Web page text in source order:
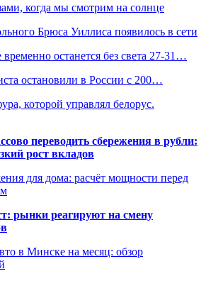
когда мы смотрим на солнце
Брюса Уиллиса появилось в сети
останется без света 27-31…
остановили в России с 200…
которой управлял белорус.
переводить сбережения в рубли:
рост вкладов
для дома: расчёт мощности перед
рынки реагируют на смену
в Минске на месяц: обзор